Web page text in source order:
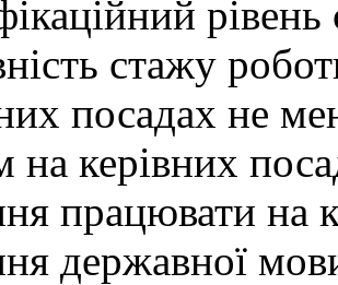
рівень
стажу
посадах не
на керівних
працювати на
державної